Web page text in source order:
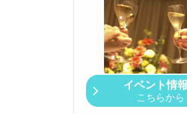
イベント情報
こちらから